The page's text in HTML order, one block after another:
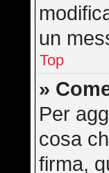
un
Top
»
Per
cosa
firma,